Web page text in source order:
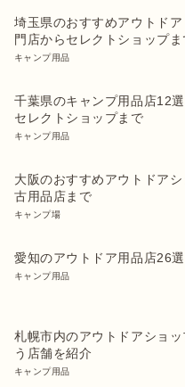
埼玉県のおすすめアウトド
門店からセレクトショップま
キャンプ用品
千葉県のキャンプ用品店12
セレクトショップまで
キャンプ用品
大阪のおすすめアウトドア
古用品店まで
キャンプ場
愛知のアウトドア用品店26
キャンプ用品
札幌市内のアウトドアショ
う店舗を紹介
キャンプ用品